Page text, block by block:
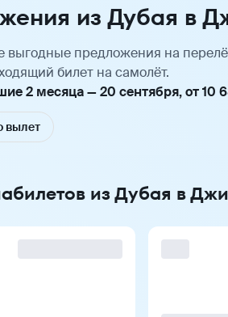
из Дубая в
выгодные предложения на
билет на самолёт.
2 месяца — 20 сентября, от 10
вылет
из Дубая в